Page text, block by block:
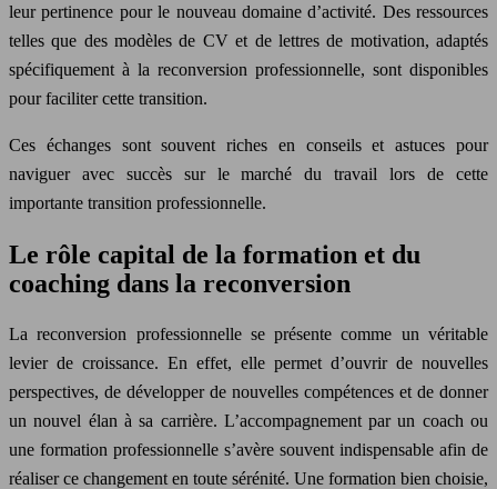
leur pertinence pour le nouveau domaine d’activité. Des ressources
telles que des modèles de CV et de lettres de motivation, adaptés
spécifiquement à la reconversion professionnelle, sont disponibles
pour faciliter cette transition.
Ces échanges sont souvent riches en conseils et astuces pour
naviguer avec succès sur le marché du travail lors de cette
importante transition professionnelle.
Le rôle capital de la formation et du
coaching dans la reconversion
La reconversion professionnelle se présente comme un véritable
levier de croissance. En effet, elle permet d’ouvrir de nouvelles
perspectives, de développer de nouvelles compétences et de donner
un nouvel élan à sa carrière. L’accompagnement par un coach ou
une formation professionnelle s’avère souvent indispensable afin de
réaliser ce changement en toute sérénité. Une formation bien choisie,